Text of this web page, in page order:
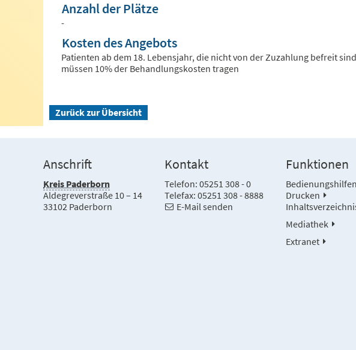
Anzahl der Plätze
-
Kosten des Angebots
Patienten ab dem 18. Lebensjahr, die nicht von der Zuzahlung befreit
müssen 10% der Behandlungskosten tragen
Zurück zur Übersicht
Anschrift
Kreis Paderborn
Aldegreverstraße 10 – 14
33102 Paderborn
Kontakt
Telefon: 05251 308 - 0
Telefax: 05251 308 - 8888
E-Mail senden
Funktionen
Bedienungshilfen
Drucken
Mediathek
Extranet